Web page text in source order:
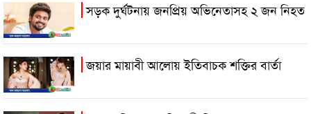
সড়ক দুর্ঘটনায় জনপ্রিয় অভিনেতাসহ ২ জন নিহত
জয়ার মায়াবী আলোয় ইতিবাচক শক্তির বার্তা